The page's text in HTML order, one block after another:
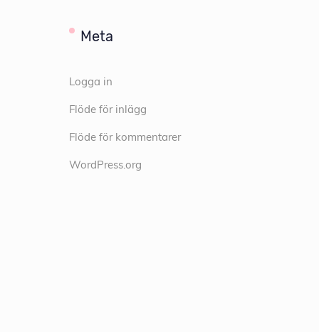
Meta
Logga in
Flöde för inlägg
Flöde för kommentarer
WordPress.org